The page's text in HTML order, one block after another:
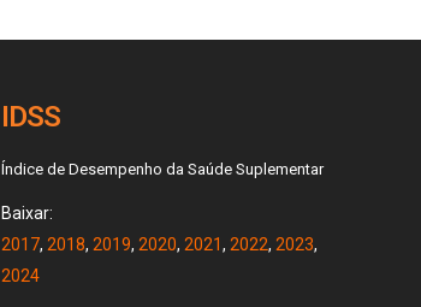
IDSS
Índice de Desempenho da Saúde Suplementar
Baixar:
2017, 2018, 2019, 2020, 2021, 2022, 2023,
2024